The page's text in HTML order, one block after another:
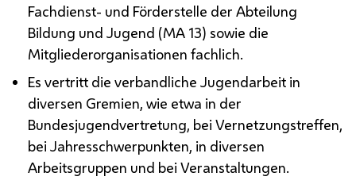
Fachdienst- und Förderstelle der Abteilung
Bildung und Jugend (MA 13) sowie die
Mitgliederorganisationen fachlich.
Es vertritt die verbandliche Jugendarbeit in
diversen Gremien, wie etwa in der
Bundesjugendvertretung, bei Vernetzungstreffen,
bei Jahresschwerpunkten, in diversen
Arbeitsgruppen und bei Veranstaltungen.